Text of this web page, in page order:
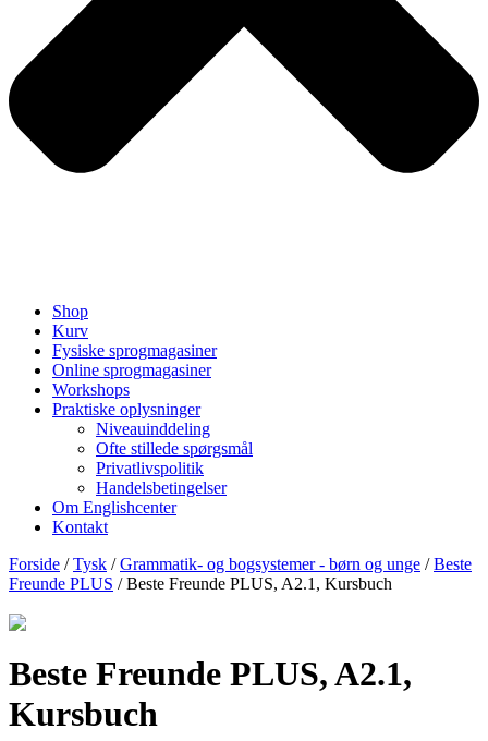
Shop
Kurv
Fysiske sprogmagasiner
Online sprogmagasiner
Workshops
Praktiske oplysninger
Niveauinddeling
Ofte stillede spørgsmål
Privatlivspolitik
Handelsbetingelser
Om Englishcenter
Kontakt
Forside /Tysk /Grammatik- og bogsystemer - børn og unge /Beste
Freunde PLUS / Beste Freunde PLUS, A2.1, Kursbuch
Beste Freunde PLUS, A2.1,
Kursbuch